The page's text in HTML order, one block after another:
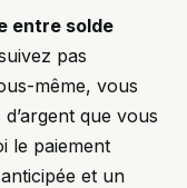
entre solde
pas
même, vous
que vous
le paiement
et un